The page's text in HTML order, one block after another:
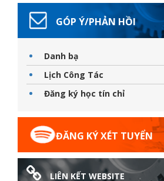
GÓP Ý/PHẢN HỒI
Danh bạ
Lịch Công Tác
Đăng ký học tín chỉ
ĐĂNG KÝ XÉT TUYỂN
LIÊN KẾT WEBSITE